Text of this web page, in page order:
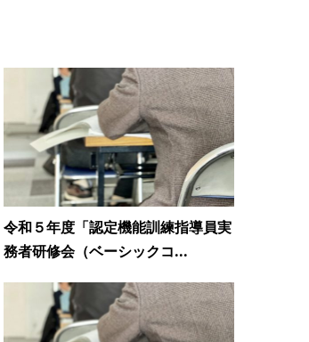
令和５年度「認定機能訓練指導員実
務者研修会（ベーシックコ...